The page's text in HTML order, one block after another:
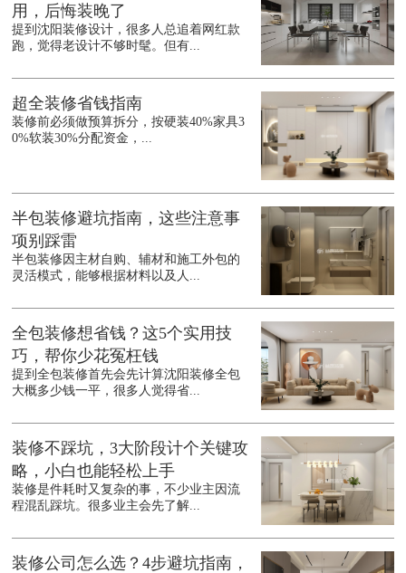
用，后悔装晚了
提到沈阳装修设计，很多人总追着网红款
跑，觉得老设计不够时髦。但有...
超全装修省钱指南
装修前必须做预算拆分，按硬装40%家具3
0%软装30%分配资金，...
半包装修避坑指南，这些注意事
项别踩雷
半包装修因主材自购、辅材和施工外包的
灵活模式，能够根据材料以及人...
全包装修想省钱？这5个实用技
巧，帮你少花冤枉钱
提到全包装修首先会先计算沈阳装修全包
大概多少钱一平，很多人觉得省...
装修不踩坑，3大阶段计个关键攻
略，小白也能轻松上手
装修是件耗时又复杂的事，不少业主因流
程混乱踩坑。很多业主会先了解...
装修公司怎么选？4步避坑指南，